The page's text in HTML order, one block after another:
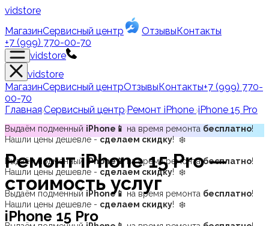
vidstore
МагазинСервисный центр ОтзывыКонтакты
+7 (999) 770-00-70
vidstore
vidstore
МагазинСервисный центрОтзывыКонтакты+7 (999) 770-
00-70
Главная Сервисный центр Ремонт iPhone iPhone 15 Pro
Выдаём подменный iPhone📱 на время ремонта бесплатно!
Нашли цены дешевле -сделаем скидку! ❄️
Выдаём подменный iPhone📱на время ремонтабесплатно!
Нашли цены дешевле - сделаем скидку! ❄️
Выдаём подменный iPhone📱 на время ремонта бесплатно!
Нашли цены дешевле - сделаем скидку! ❄️
РемонтiPhone 15 Pro—
стоимость услуг
iPhone 15 Pro